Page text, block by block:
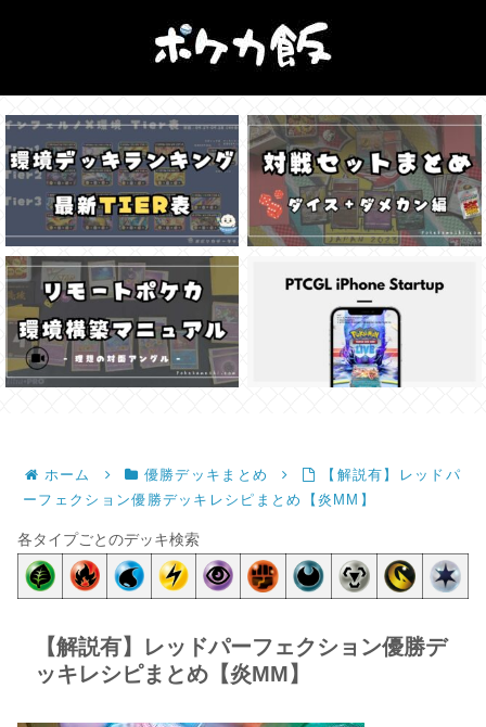
ホーム 優勝デッキまとめ
【解説有】レッドパ
ーフェクション優勝デッキレシピまとめ【炎MM】
各タイプごとのデッキ検索
【解説有】レッドパーフェクション優勝デ
ッキレシピまとめ【炎MM】